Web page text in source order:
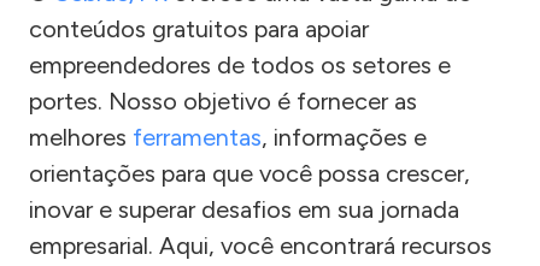
conteúdos gratuitos para apoiar
empreendedores de todos os setores e
portes. Nosso objetivo é fornecer as
melhores ferramentas, informações e
orientações para que você possa crescer,
inovar e superar desafios em sua jornada
empresarial. Aqui, você encontrará recursos